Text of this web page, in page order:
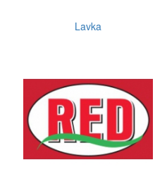
Lavka